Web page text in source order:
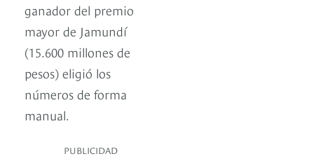
ganador del premio
mayor de Jamundí
(15.600 millones de
pesos) eligió los
números de forma
manual.
PUBLICIDAD